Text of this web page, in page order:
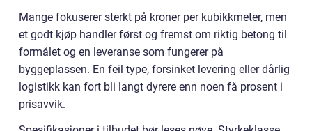
Mange fokuserer sterkt på kroner per kubikkmeter, men
et godt kjøp handler først og fremst om riktig betong til
formålet og en leveranse som fungerer på
byggeplassen. En feil type, forsinket levering eller dårlig
logistikk kan fort bli langt dyrere enn noen få prosent i
prisavvik.